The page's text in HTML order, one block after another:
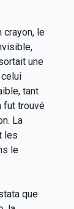
crayon, le
une
tant
fut trouvé
La
les
le
que